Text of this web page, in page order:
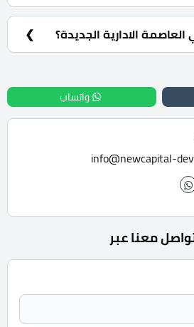
حجز 10% ويتم تقسيط المتبقي من المبلغ الوحدة
الادارية الجديدة؟
: 01060626827
واتساب
info@newcapital-
معنا عبر